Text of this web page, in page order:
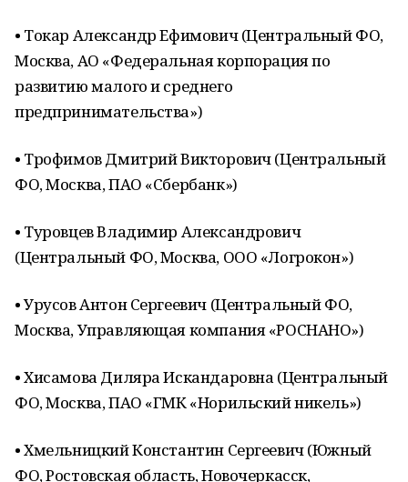
• Токар Александр Ефимович (Центральный ФО,
Москва, АО «Федеральная корпорация по
развитию малого и среднего
предпринимательства»)
• Трофимов Дмитрий Викторович (Центральный
ФО, Москва, ПАО «Сбербанк»)
• Туровцев Владимир Александрович
(Центральный ФО, Москва, ООО «Логрокон»)
• Урусов Антон Сергеевич (Центральный ФО,
Москва, Управляющая компания «РОСНАНО»)
• Хисамова Диляра Искандаровна (Центральный
ФО, Москва, ПАО «ГМК «Норильский никель»)
• Хмельницкий Константин Сергеевич (Южный
ФО, Ростовская область, Новочеркасск,